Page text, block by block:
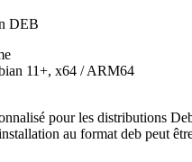
DEB
11+, x64 / ARM64
pour les distributions
au format deb peut